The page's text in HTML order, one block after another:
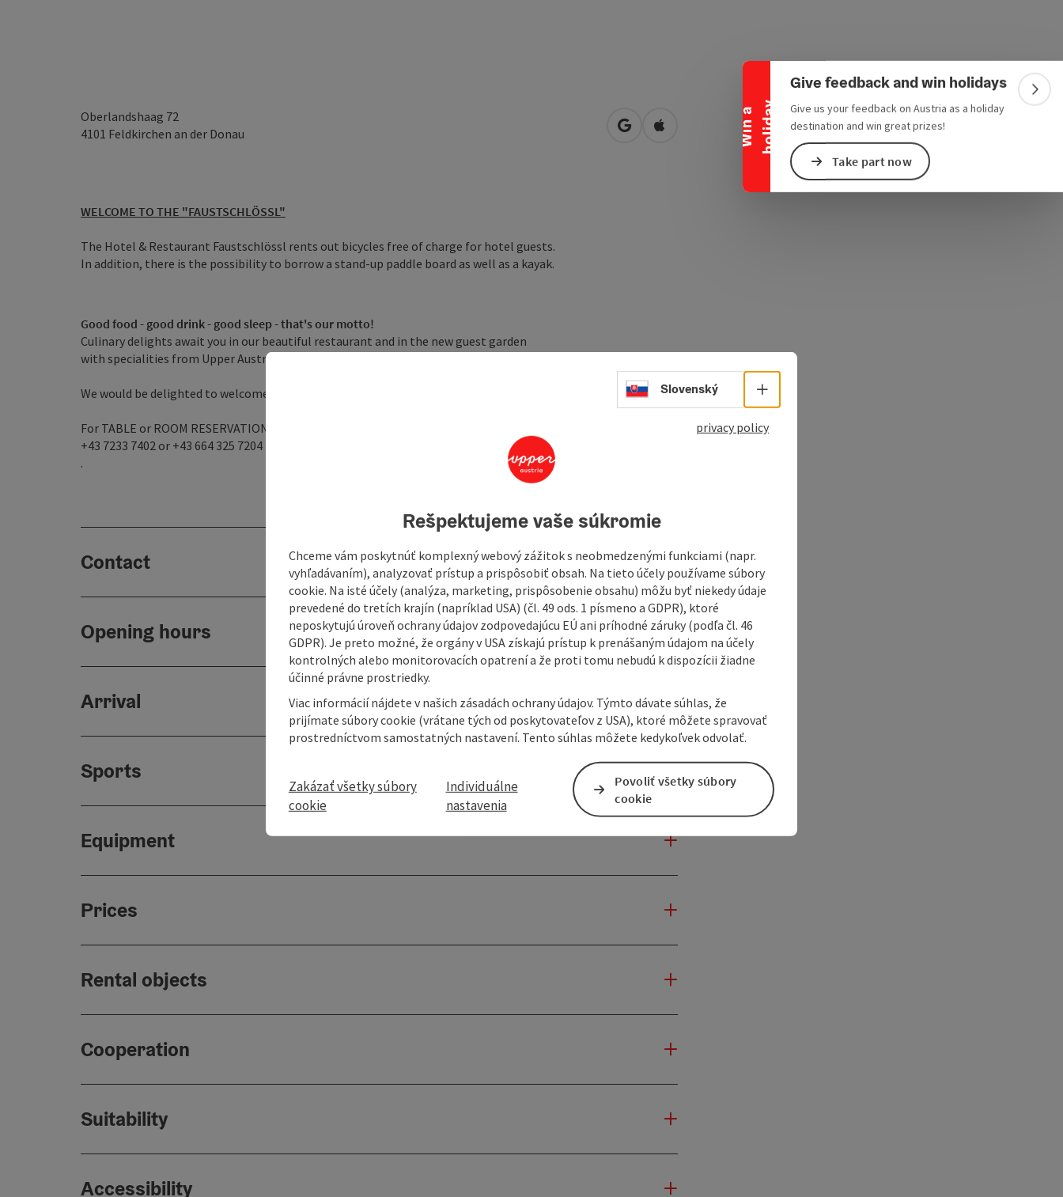
W
i
n
a
h
o
l
i
d
a y
Collapse banner Give feedback and win holidays
Give us your feedback on Austria as a holiday
destination and win great prizes!
Take part now
Oberlandshaag 72
4101 Feldkirchen an der Donau open in Google Maps
Open in Apple Maps
WELCOME TO THE "FAUSTSCHLÖSSL"
The Hotel & Restaurant Faustschlössl rents out bicycles free of charge for hotel guests.
In addition, there is the possibility to borrow a stand-up paddle board as well as a kayak.
Good food - good drink - good sleep - that's our motto!
Culinary delights await you in our beautiful restaurant and in the new guest garden
with specialities from Upper Austria (fish, asparagus, game or steak).
We would be delighted to welcome you in our house.
For TABLE or ROOM RESERVATION you can reach us under the number
+43 7233 7402 or +43 664 325 7204
.
Contact
Opening hours
Arrival
Sports
Equipment
Prices
Rental objects
Cooperation
Suitability
Accessibility
Select language - Open menu
Slovenský
privacy policy
Rešpektujeme vaše súkromie
Chceme vám poskytnúť komplexný webový zážitok s neobmedzenými funkciami (napr.
vyhľadávaním), analyzovať prístup a prispôsobiť obsah. Na tieto účely používame súbory
cookie. Na isté účely (analýza, marketing, prispôsobenie obsahu) môžu byť niekedy údaje
prevedené do tretích krajín (napríklad USA) (čl. 49 ods. 1 písmeno a GDPR), ktoré
neposkytujú úroveň ochrany údajov zodpovedajúcu EÚ ani príhodné záruky (podľa čl. 46
GDPR). Je preto možné, že orgány v USA získajú prístup k prenášaným údajom na účely
kontrolných alebo monitorovacích opatrení a že proti tomu nebudú k dispozícii žiadne
účinné právne prostriedky.
Viac informácií nájdete v našich zásadách ochrany údajov. Týmto dávate súhlas, že
prijímate súbory cookie (vrátane tých od poskytovateľov z USA), ktoré môžete spravovať
prostredníctvom samostatných nastavení. Tento súhlas môžete kedykoľvek odvolať.
Zakázať všetky súbory
cookie
Individuálne
nastavenia
Povoliť všetky súbory
cookie